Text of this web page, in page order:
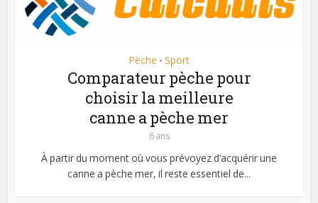
Pèche • Sport
Comparateur pèche pour
choisir la meilleure
canne a pèche mer
6 ans
À partir du moment où vous prévoyez d’acquérir une
canne a pèche mer, il reste essentiel de...